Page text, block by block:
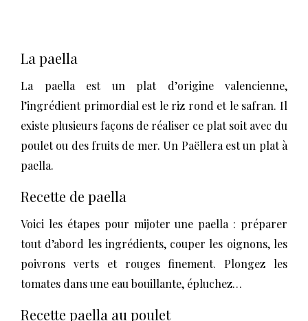
La paella
La paella est un plat d’origine valencienne,
l’ingrédient primordial est le riz rond et le safran. Il
existe plusieurs façons de réaliser ce plat soit avec du
poulet ou des fruits de mer. Un Paëllera est un plat à
paella.
Recette de paella
Voici les étapes pour mijoter une paella : préparer
tout d’abord les ingrédients, couper les oignons, les
poivrons verts et rouges finement. Plongez les
tomates dans une eau bouillante, épluchez…
Recette paella au poulet